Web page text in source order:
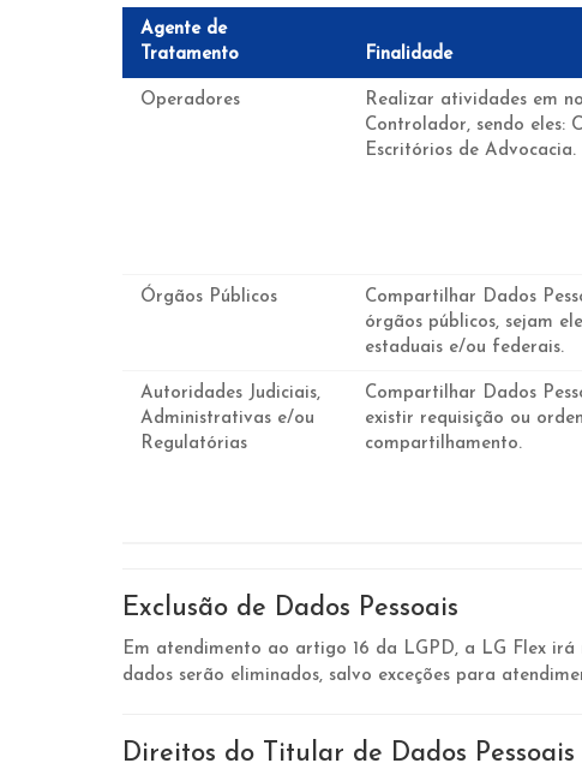
Agente de
Tratamento
Finalidade
Operadores
Realizar atividades em
Controlador, sendo eles:
Escritórios de Advocacia.
Órgãos Públicos
Compartilhar Dados
órgãos públicos, sejam
estaduais e/ou federais.
Autoridades Judiciais,
Administrativas e/ou
Regulatórias
Compartilhar Dados
existir requisição ou
compartilhamento.
Exclusão de Dados Pessoais
Em atendimento ao artigo 16 da LGPD, a LG Flex
dados serão eliminados, salvo exceções para
Direitos do Titular de Dados Pessoais